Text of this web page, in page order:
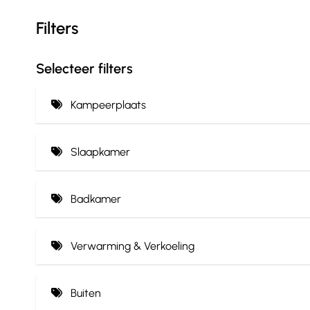
Filters
Selecteer filters
Kampeerplaats
Rioolaansluiting (1)
Wateraansluiting (1)
Verharde ondergrond
Slaapkamer
Badkamer
Handdoeken (8)
Toilet (7)
Verwarming & Verkoeling
Buiten